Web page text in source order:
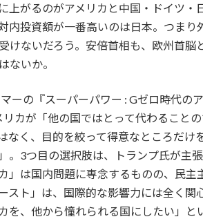
上がるのがアメリカと中国・ドイツ
内投資額が一番高いのは日本。つま
けないだろう。安倍首相も、欧州首
ないか。
ーの『スーパーパワー : Gゼロ時代
カが「他の国ではとって代わること
なく、目的を絞って得意なところだ
。3つ目の選択肢は、トランプ氏が主
」は国内問題に専念するものの、民
スト」は、国際的な影響力には全く
を、他から憧れられる国にしたい」